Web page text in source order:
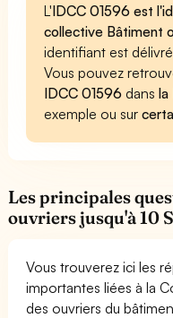
L'IDCC 01596 est
collective Bâtiment
identifiant est
Vous pouvez
IDCC 01596 dansla
exemple ou sur
Les principales
ouvriers jusqu'à 10
Vous trouverez ici les
importantes liées à la
des ouvriers du